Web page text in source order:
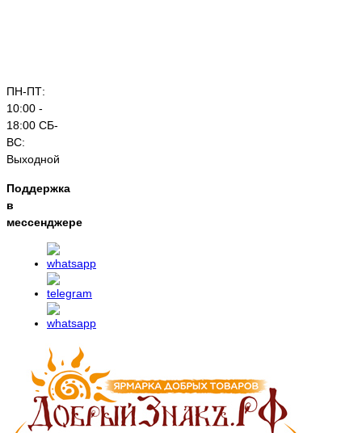
ПН-ПТ:
10:00 -
18:00 СБ-
ВС:
Выходной
Поддержка
в
мессенджере